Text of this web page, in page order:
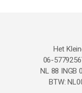
Het
06-
NL 88 INGB
BTW: